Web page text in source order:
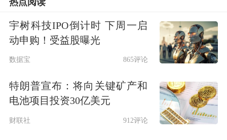
突出。在这一背景下，固态电池以其颠
覆性的技术优势崭露头角，被视作下一
代电池技术的“终极形态”。
半固态有望率先量产
固态电池的颠覆性技术优势，源于
宇树科技IPO倒计时 下周一启
动申购！受益股曝光
数据宝 865评论
特朗普宣布：将向关键矿产和
电池项目投资30亿美元
财联社 912评论